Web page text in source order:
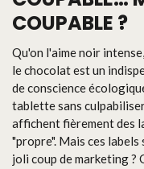
COUPABLE ?
Qu'on l'aime noir
le chocolat est un
de conscience
tablette sans
affichent fièrement des
"propre". Mais ces
joli coup de marketing ?